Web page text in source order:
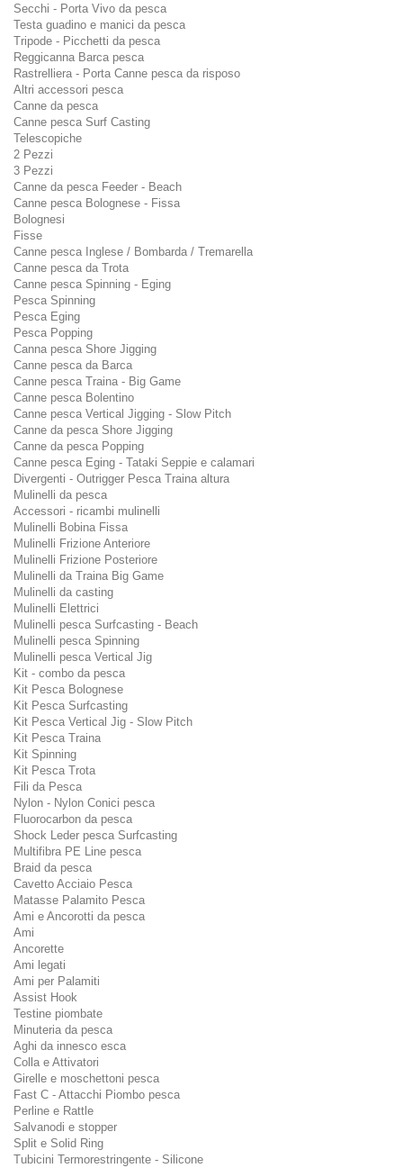
Secchi - Porta Vivo da pesca
Testa guadino e manici da pesca
Tripode - Picchetti da pesca
Reggicanna Barca pesca
Rastrelliera - Porta Canne pesca da risposo
Altri accessori pesca
Canne da pesca
Canne pesca Surf Casting
Telescopiche
2 Pezzi
3 Pezzi
Canne da pesca Feeder - Beach
Canne pesca Bolognese - Fissa
Bolognesi
Fisse
Canne pesca Inglese / Bombarda / Tremarella
Canne pesca da Trota
Canne pesca Spinning - Eging
Pesca Spinning
Pesca Eging
Pesca Popping
Canna pesca Shore Jigging
Canne pesca da Barca
Canne pesca Traina - Big Game
Canne pesca Bolentino
Canne pesca Vertical Jigging - Slow Pitch
Canne da pesca Shore Jigging
Canne da pesca Popping
Canne pesca Eging - Tataki Seppie e calamari
Divergenti - Outrigger Pesca Traina altura
Mulinelli da pesca
Accessori - ricambi mulinelli
Mulinelli Bobina Fissa
Mulinelli Frizione Anteriore
Mulinelli Frizione Posteriore
Mulinelli da Traina Big Game
Mulinelli da casting
Mulinelli Elettrici
Mulinelli pesca Surfcasting - Beach
Mulinelli pesca Spinning
Mulinelli pesca Vertical Jig
Kit - combo da pesca
Kit Pesca Bolognese
Kit Pesca Surfcasting
Kit Pesca Vertical Jig - Slow Pitch
Kit Pesca Traina
Kit Spinning
Kit Pesca Trota
Fili da Pesca
Nylon - Nylon Conici pesca
Fluorocarbon da pesca
Shock Leder pesca Surfcasting
Multifibra PE Line pesca
Braid da pesca
Cavetto Acciaio Pesca
Matasse Palamito Pesca
Ami e Ancorotti da pesca
Ami
Ancorette
Ami legati
Ami per Palamiti
Assist Hook
Testine piombate
Minuteria da pesca
Aghi da innesco esca
Colla e Attivatori
Girelle e moschettoni pesca
Fast C - Attacchi Piombo pesca
Perline e Rattle
Salvanodi e stopper
Split e Solid Ring
Tubicini Termorestringente - Silicone